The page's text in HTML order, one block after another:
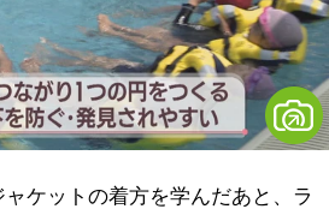
ケットの着方を学んだあと、ラ